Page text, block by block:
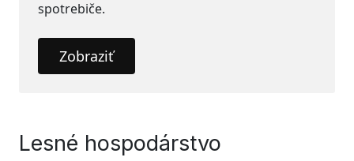
spotrebiče.
Zobraziť
Lesné hospodárstvo